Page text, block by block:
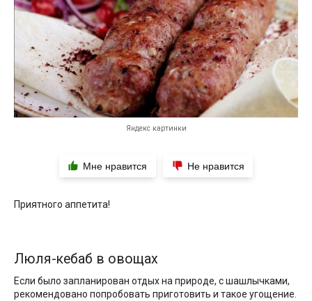
Яндекс картинки
Мне нравится Не нравится
Приятного аппетита!
Люля-кебаб в овощах
Если было запланирован отдых на природе, с шашлычками,
рекомендовано попробовать приготовить и такое угощение.